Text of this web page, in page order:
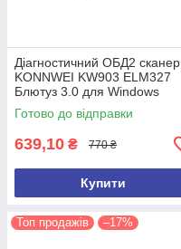
Діагностичний ОБД2 сканер
KONNWEI KW903 ELM327
Блютуз 3.0 для Windows
Android IOS Автосканер
ELM327
Готово до відправки
639,10 ₴ 770 ₴
Купити
Топ продажів –17%